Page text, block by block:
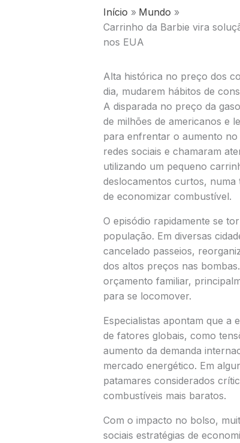
Início
Mundo
Carrinho da Barbie vira
nos EUA
Alta histórica no preço dos
dia, mudarem hábitos de
A disparada no preço da
de milhões de americanos e
para enfrentar o aumento no
redes sociais e chamaram
utilizando um pequeno
deslocamentos curtos,
de economizar combustível.
O episódio rapidamente se
população. Em diversas
cancelado passeios,
dos altos preços nas
orçamento familiar,
para se locomover.
Especialistas apontam que a
de fatores globais, como
aumento da demanda
mercado energético. Em
patamares considerados
combustíveis mais baratos.
Com o impacto no bolso,
sociais estratégias de